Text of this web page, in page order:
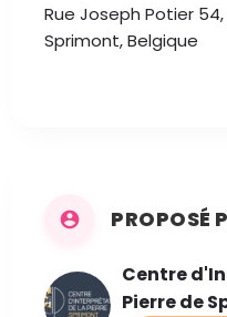
Rue Joseph Potier 54,
Sprimont, Belgique
PROPOSÉ
Centre
Pierre de